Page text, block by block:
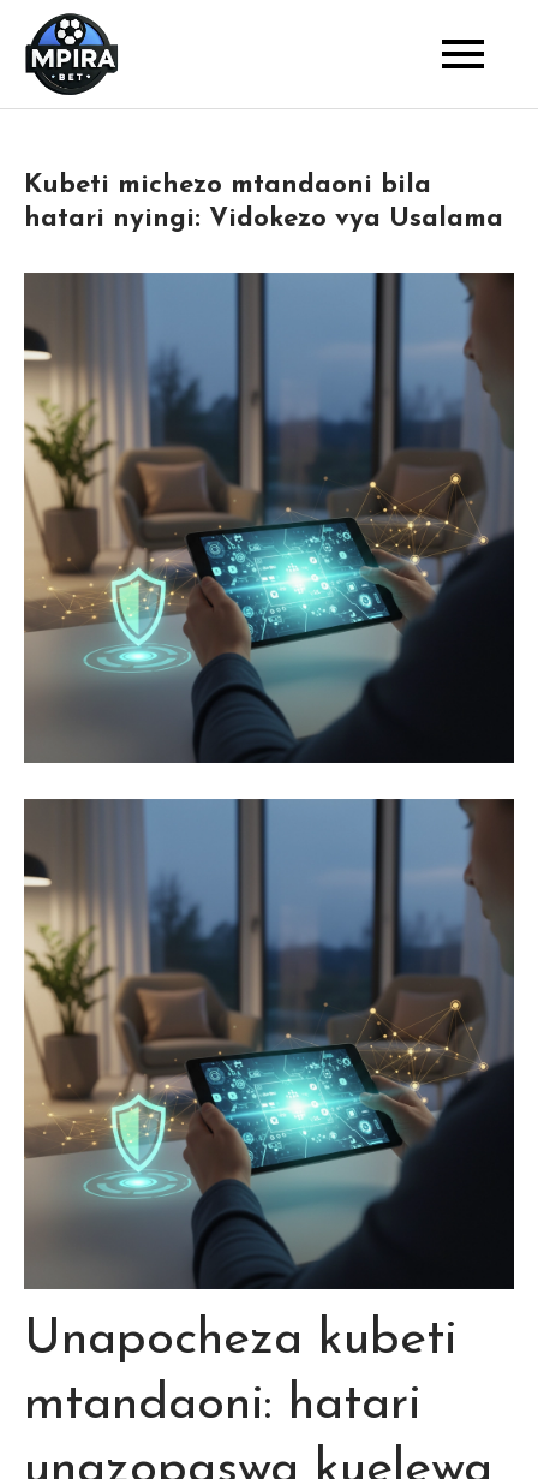
content
Kubeti michezo mtandaoni bila
hatari nyingi: Vidokezo vya Usalama
Unapocheza kubeti
mtandaoni: hatari